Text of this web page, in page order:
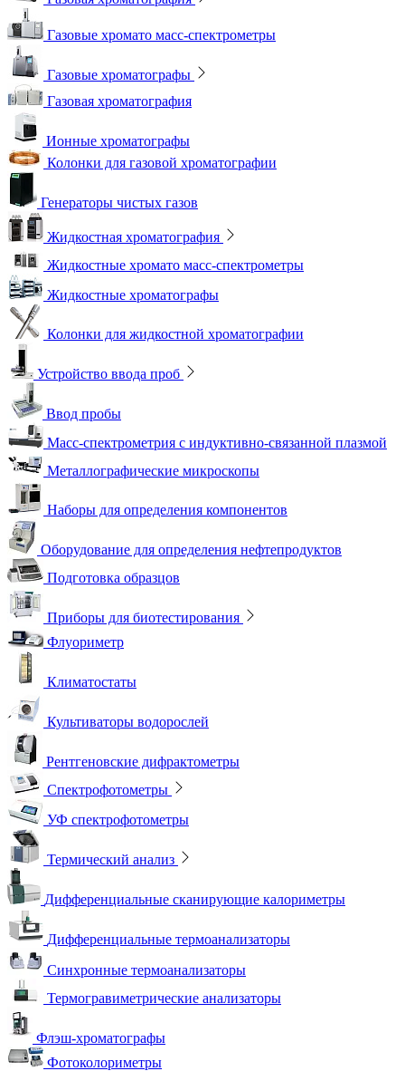
Газовые хромато масс-спектрометры
Газовые хроматографы
Газовая хроматография
Ионные хроматографы
Колонки для газовой хроматографии
Генераторы чистых газов
Жидкостная хроматография
Жидкостные хромато масс-спектрометры
Жидкостные хроматографы
Колонки для жидкостной хроматографии
Устройство ввода проб
Ввод пробы
Масс-спектрометрия с индуктивно-связанной плазмой
Металлографические микроскопы
Наборы для определения компонентов
Оборудование для определения нефтепродуктов
Подготовка образцов
Приборы для биотестирования
Флуориметр
Климатостаты
Культиваторы водорослей
Рентгеновские дифрактометры
Спектрофотометры
УФ спектрофотометры
Термический анализ
Дифференциальные сканирующие калориметры
Дифференциальные термоанализаторы
Синхронные термоанализаторы
Термогравиметрические анализаторы
Флэш-хроматографы
Фотоколориметры